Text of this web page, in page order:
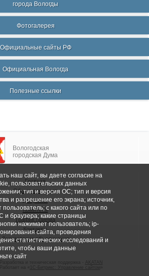
города Вологды
Фотогалерея
Официальные сайты РФ
Официальная Вологда
Полезные ссылки
Вологодская
городская Дума
Главная
Общие сведения
Депутаты
Комитеты
График приема
Контакты
Депутатские объединения
1С-Битрикс: Управление сайтом
наш сайт, вы даете согласие на
пользовательских данных
тип и версия ОС; тип и версия
и разрешение его экрана; источник,
с какого сайта или по
и браузера; какие страницы
нажимает пользователь; ip-
сайта, проведения
статистических исследований и
чтобы ваши данные
сайт